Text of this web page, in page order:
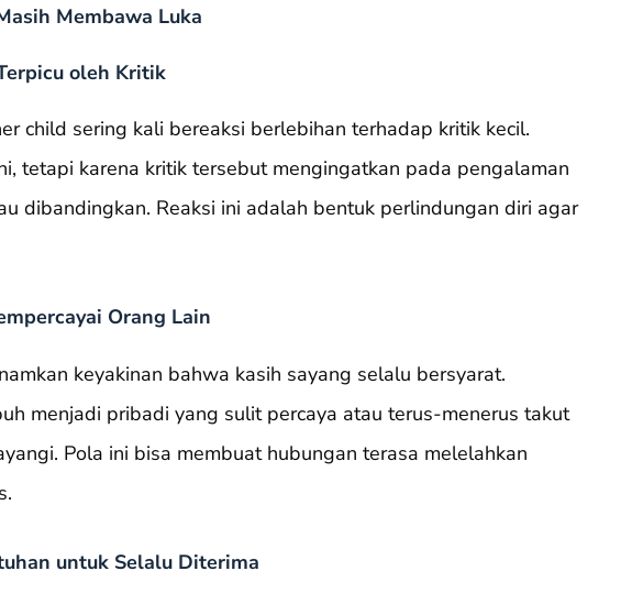
Membawa Luka
oleh Kritik
child sering kali bereaksi berlebihan terhadap kritik kecil.
tetapi karena kritik tersebut mengingatkan pada pengalaman
dibandingkan. Reaksi ini adalah bentuk perlindungan diri agar
Orang Lain
keyakinan bahwa kasih sayang selalu bersyarat.
menjadi pribadi yang sulit percaya atau terus-menerus takut
Pola ini bisa membuat hubungan terasa melelahkan
untuk Selalu Diterima